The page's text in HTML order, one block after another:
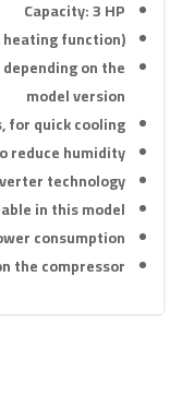
Capacity:3 HP
heating function)
, depending on the
model version
, forquick cooling
reduce humidity
technology
in this model
consumption
the compressor